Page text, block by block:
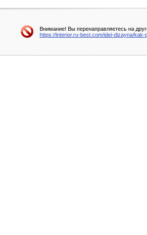
Внимание! Вы перенаправляетесь на
https://interior.ru-best.com/idei-dizayna/